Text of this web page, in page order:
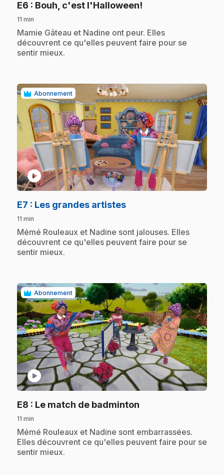
E6 : Bouh, c'est l'Halloween!
11 min
.Mamie Gâteau et Nadine ont peur. Elles
découvrent ce qu'elles peuvent faire pour se
sentir mieux.
Abonnement
play_circle
E7 : Les grandes artistes.
11 min
.Mémé Rouleaux et Nadine sont jalouses. Elles
découvrent ce qu'elles peuvent faire pour se
sentir mieux.
Abonnement
play_circle
E8 : Le match de badminton
11 min
.Mémé Rouleaux et Nadine sont embarrassées.
Elles découvrent ce qu'elles peuvent faire pour se
sentir mieux.